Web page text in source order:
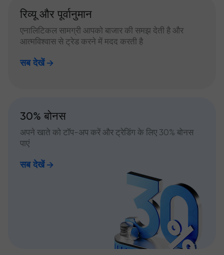
रिव्यू और पूर्वानुमान
एनालिटिकल सामग्री आपको बाजार की समझ देती है और
आत्मविश्वास से ट्रेड करने में मदद करती है
सब देखें
30% बोनस
अपने खाते को टॉप-अप करें और ट्रेडिंग के लिए 30% बोनस
पाएं
सब देखें